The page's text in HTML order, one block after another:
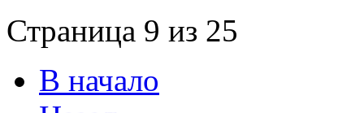
Страница 9 из 25
В начало